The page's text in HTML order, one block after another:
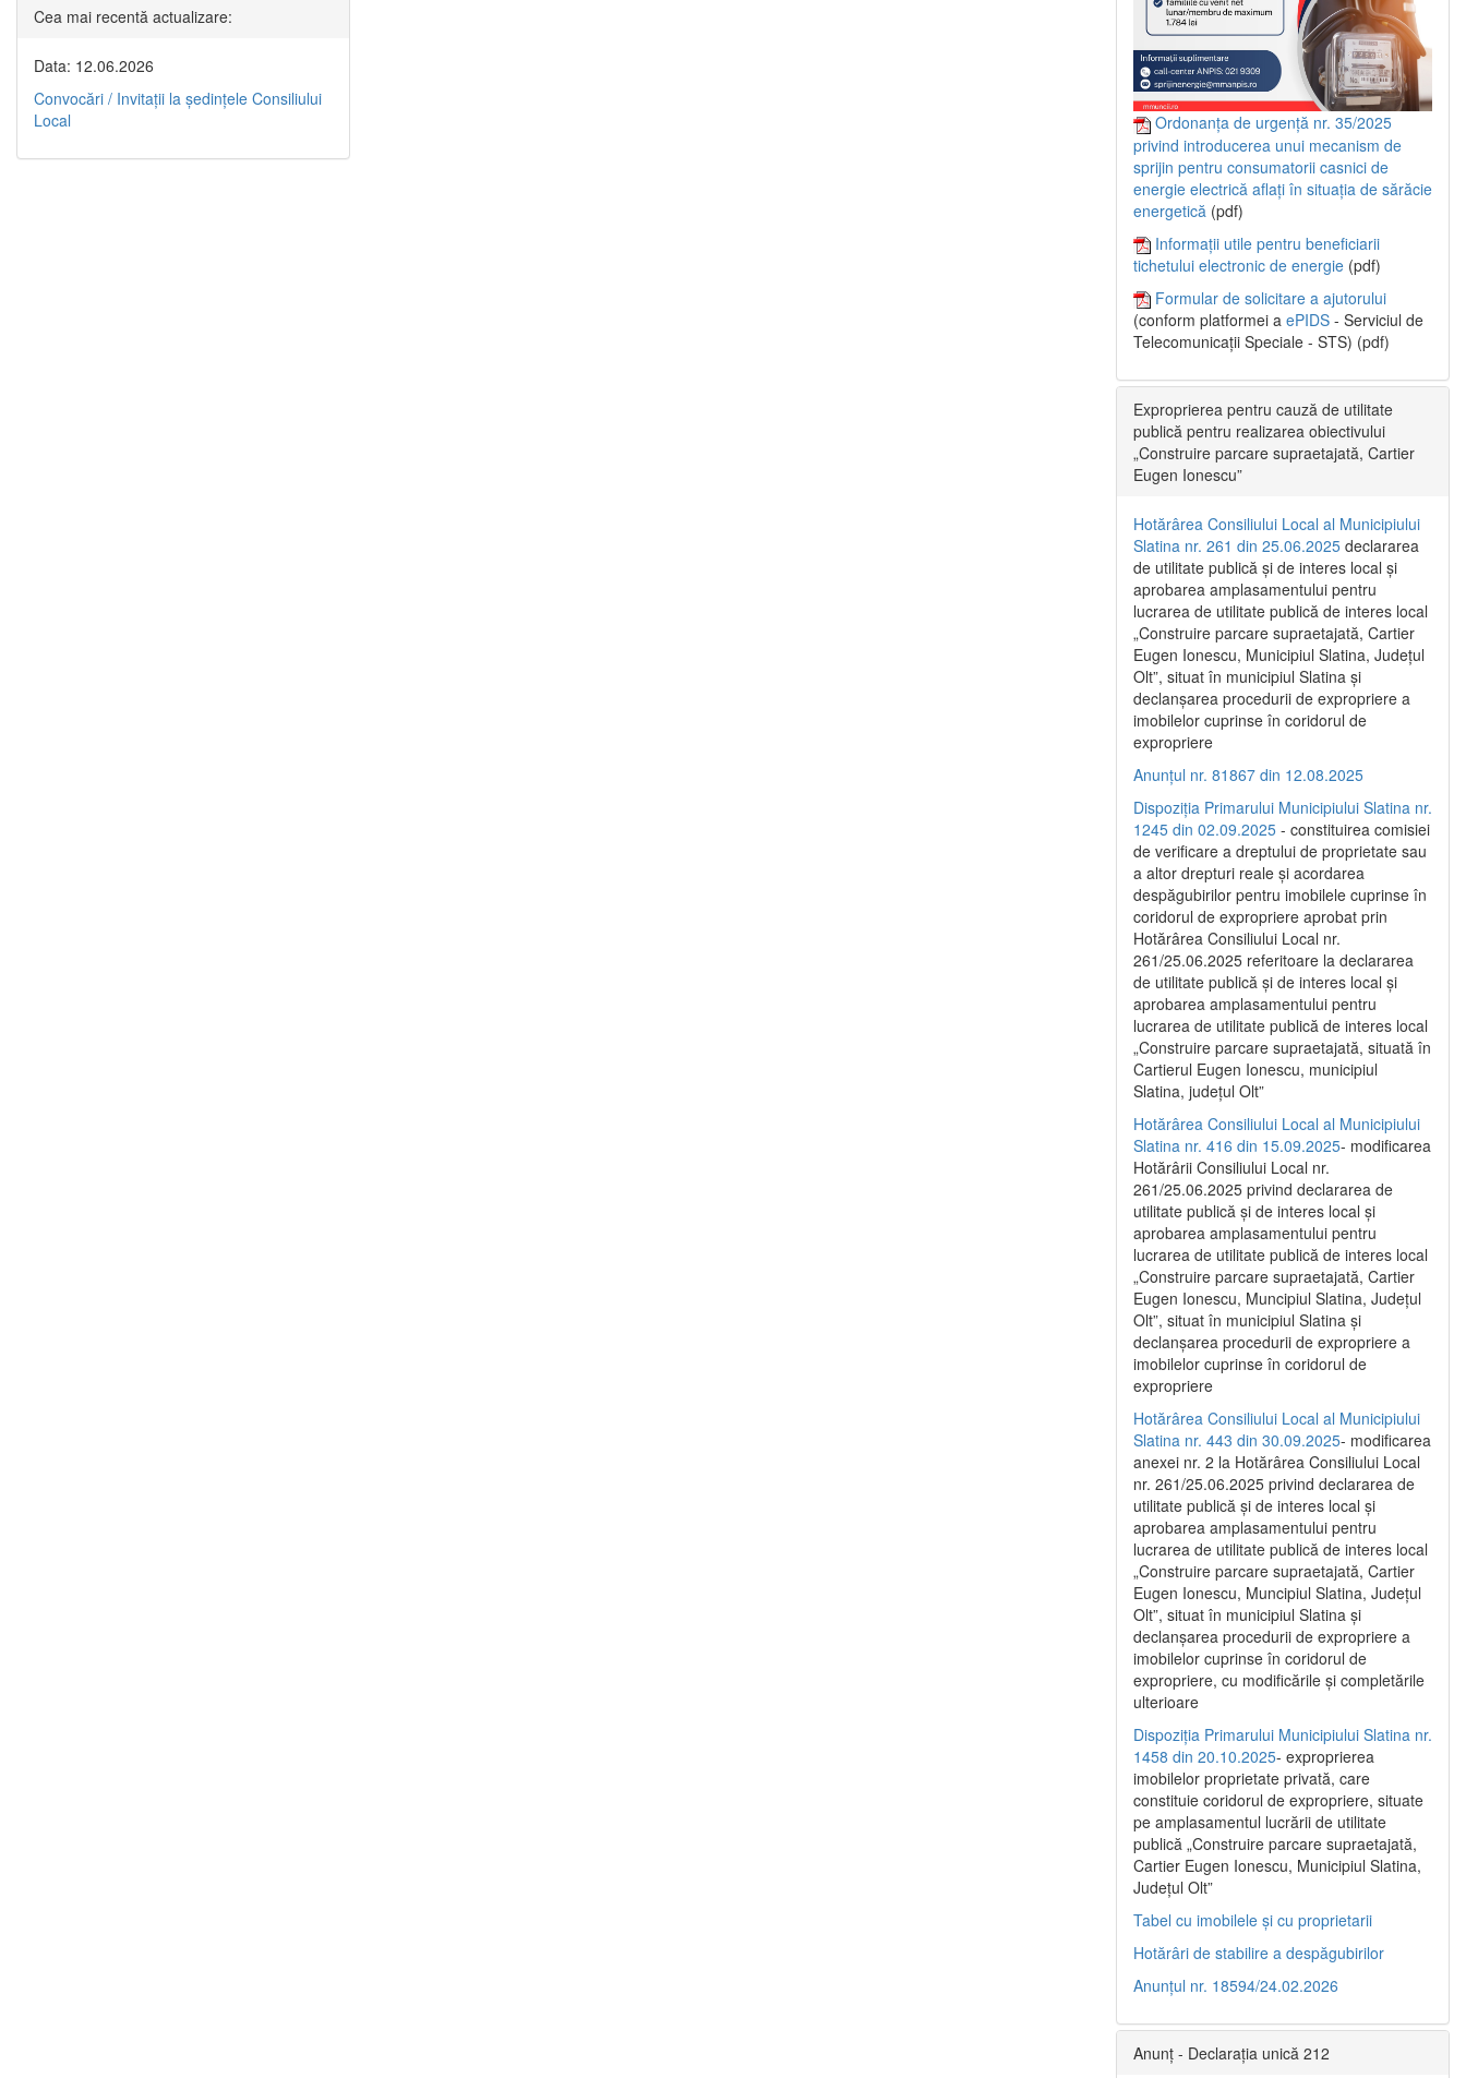
Cea mai recentă actualizare:
Data: 12.06.2026
Convocări / Invitaţii la şedinţele Consiliului
Local
Ordonanța de urgență nr. 35/2025
privind introducerea unui mecanism de
sprijin pentru consumatorii casnici de
energie electrică aflați în situația de sărăcie
energetică (pdf)
Informații utile pentru beneficiarii
tichetului electronic de energie (pdf)
Formular de solicitare a ajutorului
(conform platformei a ePIDS - Serviciul de
Telecomunicații Speciale - STS) (pdf)
Exproprierea pentru cauză de utilitate
publică pentru realizarea obiectivului
„Construire parcare supraetajată, Cartier
Eugen Ionescu”
Hotărârea Consiliului Local al Municipiului
Slatina nr. 261 din 25.06.2025 declararea
de utilitate publică și de interes local și
aprobarea amplasamentului pentru
lucrarea de utilitate publică de interes local
„Construire parcare supraetajată, Cartier
Eugen Ionescu, Municipiul Slatina, Județul
Olt”, situat în municipiul Slatina și
declanșarea procedurii de expropriere a
imobilelor cuprinse în coridorul de
expropriere
Anunțul nr. 81867 din 12.08.2025
Dispoziția Primarului Municipiului Slatina nr.
1245 din 02.09.2025 - constituirea comisiei
de verificare a dreptului de proprietate sau
a altor drepturi reale și acordarea
despăgubirilor pentru imobilele cuprinse în
coridorul de expropriere aprobat prin
Hotărârea Consiliului Local nr.
261/25.06.2025 referitoare la declararea
de utilitate publică și de interes local și
aprobarea amplasamentului pentru
lucrarea de utilitate publică de interes local
„Construire parcare supraetajată, situată în
Cartierul Eugen Ionescu, municipiul
Slatina, județul Olt”
Hotărârea Consiliului Local al Municipiului
Slatina nr. 416 din 15.09.2025- modificarea
Hotărârii Consiliului Local nr.
261/25.06.2025 privind declararea de
utilitate publică și de interes local și
aprobarea amplasamentului pentru
lucrarea de utilitate publică de interes local
„Construire parcare supraetajată, Cartier
Eugen Ionescu, Muncipiul Slatina, Județul
Olt”, situat în municipiul Slatina și
declanșarea procedurii de expropriere a
imobilelor cuprinse în coridorul de
expropriere
Hotărârea Consiliului Local al Municipiului
Slatina nr. 443 din 30.09.2025- modificarea
anexei nr. 2 la Hotărârea Consiliului Local
nr. 261/25.06.2025 privind declararea de
utilitate publică şi de interes local şi
aprobarea amplasamentului pentru
lucrarea de utilitate publică de interes local
„Construire parcare supraetajată, Cartier
Eugen Ionescu, Muncipiul Slatina, Judeţul
Olt”, situat în municipiul Slatina şi
declanşarea procedurii de expropriere a
imobilelor cuprinse în coridorul de
expropriere, cu modificările şi completările
ulterioare
Dispoziția Primarului Municipiului Slatina nr.
1458 din 20.10.2025- exproprierea
imobilelor proprietate privată, care
constituie coridorul de expropriere, situate
pe amplasamentul lucrării de utilitate
publică „Construire parcare supraetajată,
Cartier Eugen Ionescu, Municipiul Slatina,
Județul Olt”
Tabel cu imobilele și cu proprietarii
Hotărâri de stabilire a despăgubirilor
Anunțul nr. 18594/24.02.2026
Anunț - Declarația unică 212